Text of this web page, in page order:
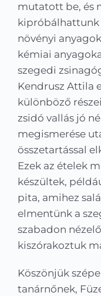
mutatott be, és
növényi
kémiai
szegedi
Kendrusz Attila
különböző
zsidó vallás jó
megismerése
összetartással
Ezek az ételek
készültek,
pita, amihez
elmentünk a
szabadon
kiszórakoztuk
Köszönjük
tanárnőnek,